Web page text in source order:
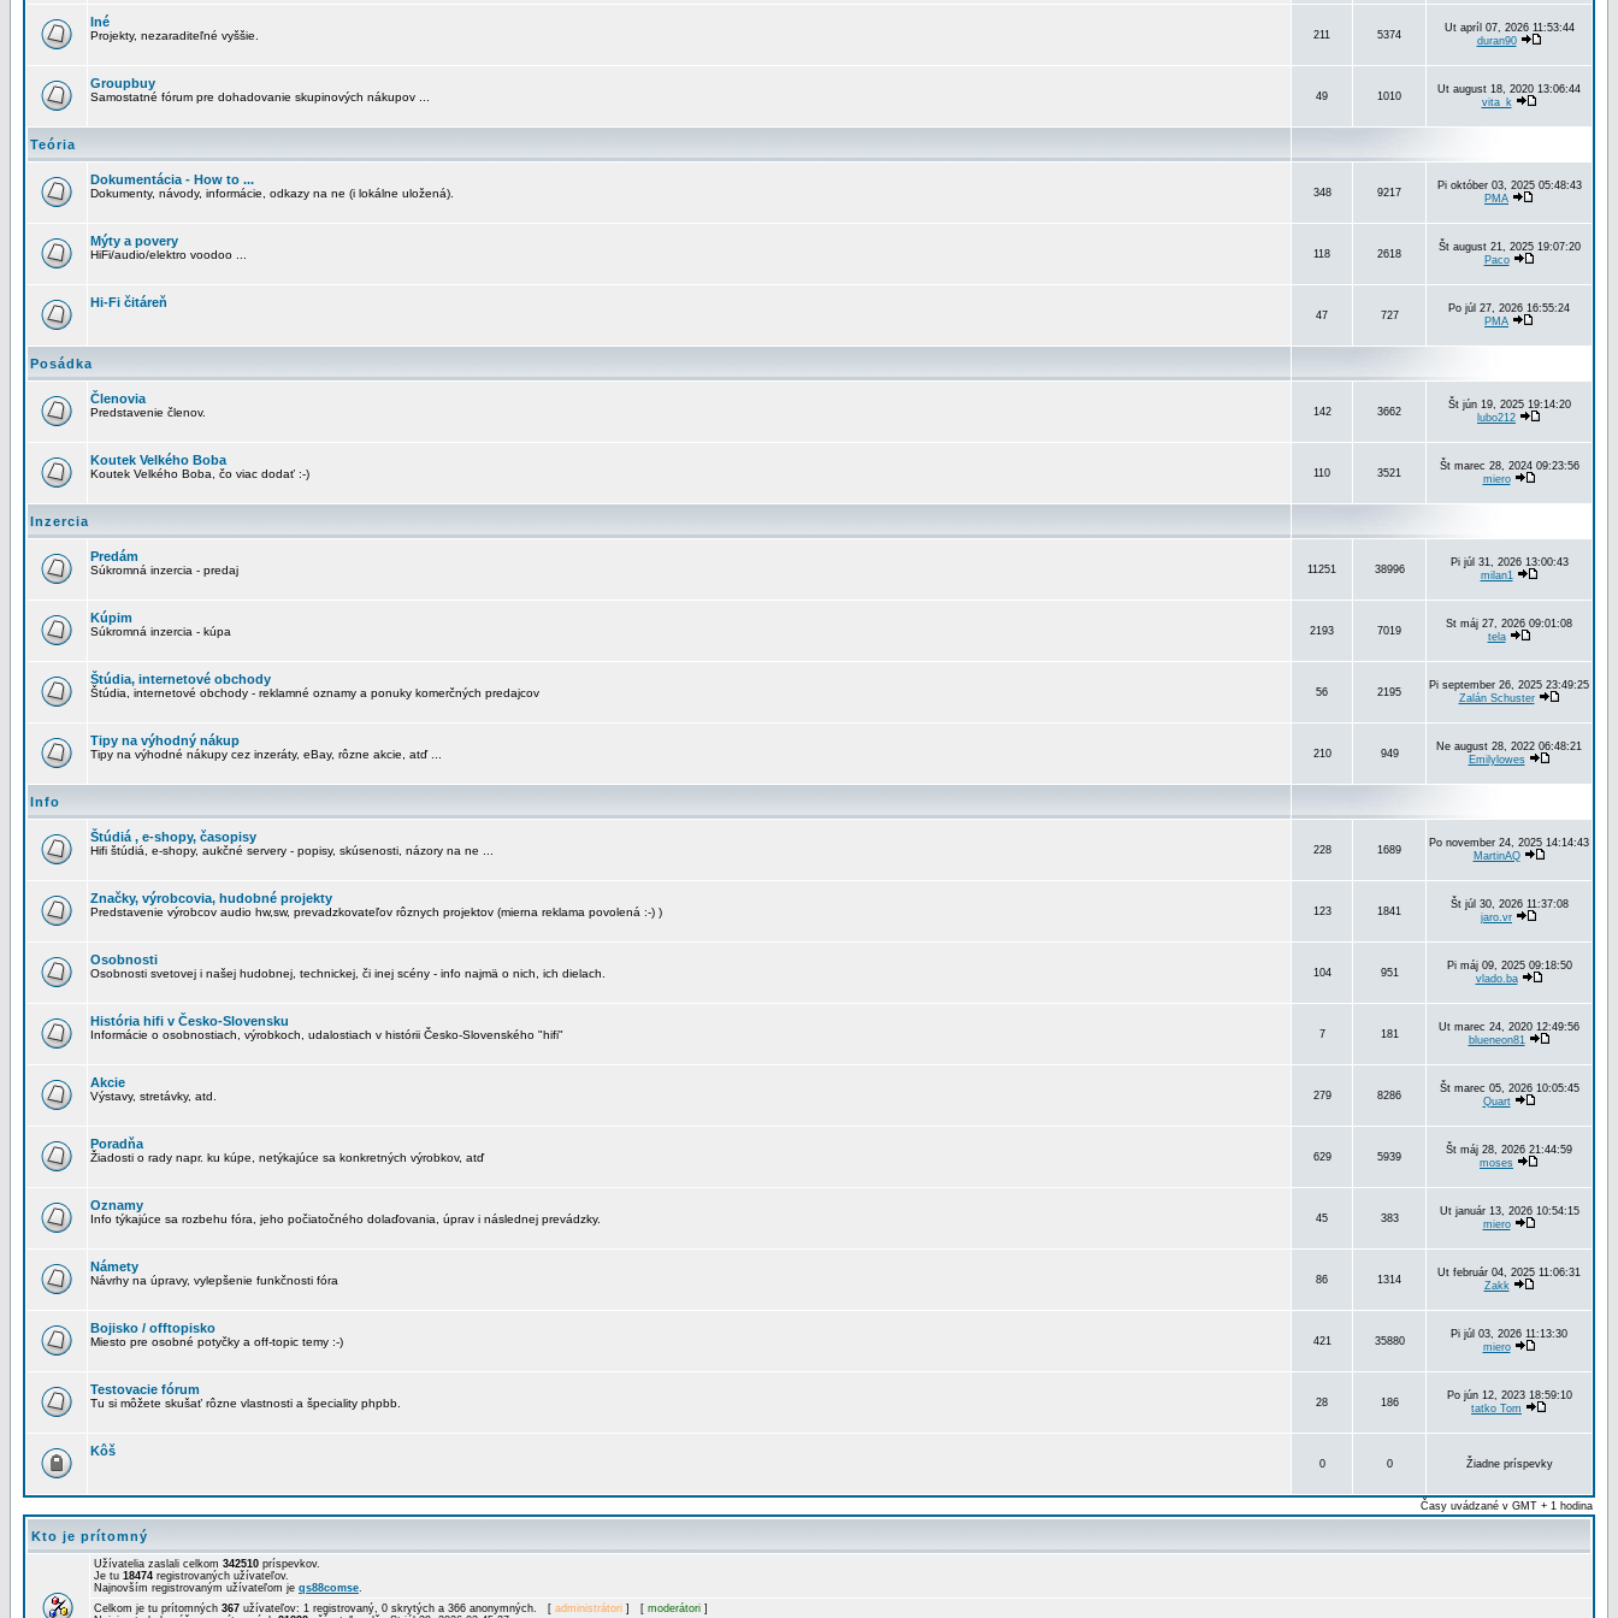
Iné
Projekty, nezaraditeľné vyššie. 211 5374
Ut apríl 07, 2026 11:53:44
duran90
Groupbuy
Samostatné fórum pre dohadovanie skupinových nákupov ... 49 1010
Ut august 18, 2020 13:06:44
vita_k
Teória
Dokumentácia - How to ...
Dokumenty, návody, informácie, odkazy na ne (i lokálne uložená). 348 9217
Pi október 03, 2025 05:48:43
PMA
Mýty a povery
HiFi/audio/elektro voodoo ... 118 2618
Št august 21, 2025 19:07:20
Paco
Hi-Fi čitáreň
47 727
Po júl 27, 2026 16:55:24
PMA
Posádka
Členovia
Predstavenie členov. 142 3662
Št jún 19, 2025 19:14:20
lubo212
Koutek Velkého Boba
Koutek Velkého Boba, čo viac dodať :-) 110 3521
Št marec 28, 2024 09:23:56
miero
Inzercia
Predám
Súkromná inzercia - predaj 11251 38996
Pi júl 31, 2026 13:00:43
milan1
Kúpim
Súkromná inzercia - kúpa 2193 7019
St máj 27, 2026 09:01:08
tela
Štúdia, internetové obchody
Štúdia, internetové obchody - reklamné oznamy a ponuky komerčných predajcov 56 2195
Pi september 26, 2025 23:49:25
Zalán Schuster
Tipy na výhodný nákup
Tipy na výhodné nákupy cez inzeráty, eBay, rôzne akcie, atď ... 210 949
Ne august 28, 2022 06:48:21
Emilylowes
Info
Štúdiá , e-shopy, časopisy
Hifi štúdiá, e-shopy, aukčné servery - popisy, skúsenosti, názory na ne ... 228 1689
Po november 24, 2025 14:14:43
MartinAQ
Značky, výrobcovia, hudobné projekty
Predstavenie výrobcov audio hw,sw, prevadzkovateľov rôznych projektov (mierna reklama povolená :-) ) 123 1841
Št júl 30, 2026 11:37:08
jaro.vr
Osobnosti
Osobnosti svetovej i našej hudobnej, technickej, či inej scény - info najmä o nich, ich dielach. 104 951
Pi máj 09, 2025 09:18:50
vlado.ba
História hifi v Česko-Slovensku
Informácie o osobnostiach, výrobkoch, udalostiach v histórii Česko-Slovenského "hifi" 7 181
Ut marec 24, 2020 12:49:56
blueneon81
Akcie
Výstavy, stretávky, atd. 279 8286
Št marec 05, 2026 10:05:45
Quart
Poradňa
Žiadosti o rady napr. ku kúpe, netýkajúce sa konkretných výrobkov, atď 629 5939
Št máj 28, 2026 21:44:59
moses
Oznamy
Info týkajúce sa rozbehu fóra, jeho počiatočného dolaďovania, úprav i následnej prevádzky. 45 383
Ut január 13, 2026 10:54:15
miero
Námety
Návrhy na úpravy, vylepšenie funkčnosti fóra 86 1314
Ut február 04, 2025 11:06:31
Zakk
Bojisko / offtopisko
Miesto pre osobné potyčky a off-topic temy :-) 421 35880
Pi júl 03, 2026 11:13:30
miero
Testovacie fórum
Tu si môžete skušať rôzne vlastnosti a špeciality phpbb. 28 186
Po jún 12, 2023 18:59:10
tatko Tom
Kôš
0 0 Žiadne príspevky
Časy uvádzané v GMT + 1 hodina
Kto je prítomný
Užívatelia zaslali celkom 342510 príspevkov.
Je tu 18474 registrovaných užívateľov.
Najnovším registrovaným užívateľom je qs88comse.
Celkom je tu prítomných 367 užívateľov: 1 registrovaný, 0 skrytých a 366 anonymných. [ administrátori ] [ moderátori ]